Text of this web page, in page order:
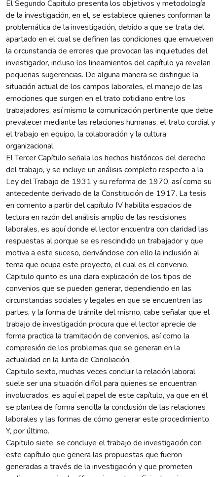
El Segundo Capitulo presenta los objetivos y metodología
de la investigación, en el, se establece quienes conforman la
problemática de la investigación, debido a que se trata del
apartado en el cual se definen las condiciones que envuelven
la circunstancia de errores que provocan las inquietudes del
investigador, incluso los lineamientos del capítulo ya revelan
pequeñas sugerencias. De alguna manera se distingue la
situación actual de los campos laborales, el manejo de las
emociones que surgen en el trato cotidiano entre los
trabajadores, así mismo la comunicación pertinente que debe
prevalecer mediante las relaciones humanas, el trato cordial y
el trabajo en equipo, la colaboración y la cultura
organizacional.
El Tercer Capítulo señala los hechos históricos del derecho
del trabajo, y se incluye un análisis completo respecto a la
Ley del Trabajo de 1931 y su reforma de 1970, así como su
antecedente derivado de la Constitución de 1917. La tesis
en comento a partir del capítulo IV habilita espacios de
lectura en razón del análisis amplio de las rescisiones
laborales, es aquí donde el lector encuentra con claridad las
respuestas al porque se es rescindido un trabajador y que
motiva a este suceso, derivándose con ello la inclusión al
tema que ocupa este proyecto, el cual es el convenio.
Capitulo quinto es una clara explicación de los tipos de
convenios que se pueden generar, dependiendo en las
circunstancias sociales y legales en que se encuentren las
partes, y la forma de trámite del mismo, cabe señalar que el
trabajo de investigación procura que el lector aprecie de
forma practica la tramitación de convenios, así como la
compresión de los problemas que se generan en la
actualidad en la Junta de Conciliación.
Capitulo sexto, muchas veces concluir la relación laboral
suele ser una situación difícil para quienes se encuentran
involucrados, es aquí el papel de este capítulo, ya que en él
se plantea de forma sencilla la conclusión de las relaciones
laborales y las formas de cómo generar este procedimiento.
Y, por último.
Capitulo siete, se concluye el trabajo de investigación con
este capítulo que genera las propuestas que fueron
generadas a través de la investigación y que prometen